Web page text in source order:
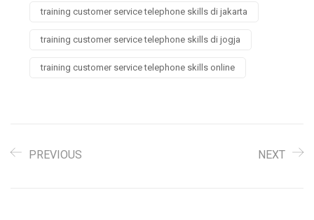
training customer service telephone skills di jakarta
training customer service telephone skills di jogja
training customer service telephone skills online
PREVIOUS NEXT